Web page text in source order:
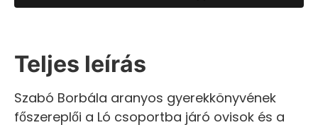
Teljes leírás
Szabó Borbála aranyos gyerekkönyvének
főszereplői a Ló csoportba járó ovisok és a